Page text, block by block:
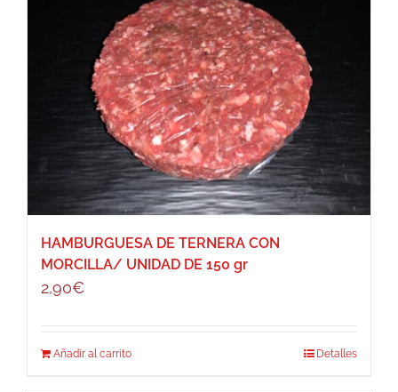
HAMBURGUESA DE TERNERA CON
MORCILLA/ UNIDAD DE 150 gr
2,90€
Añadir al carrito Detalles